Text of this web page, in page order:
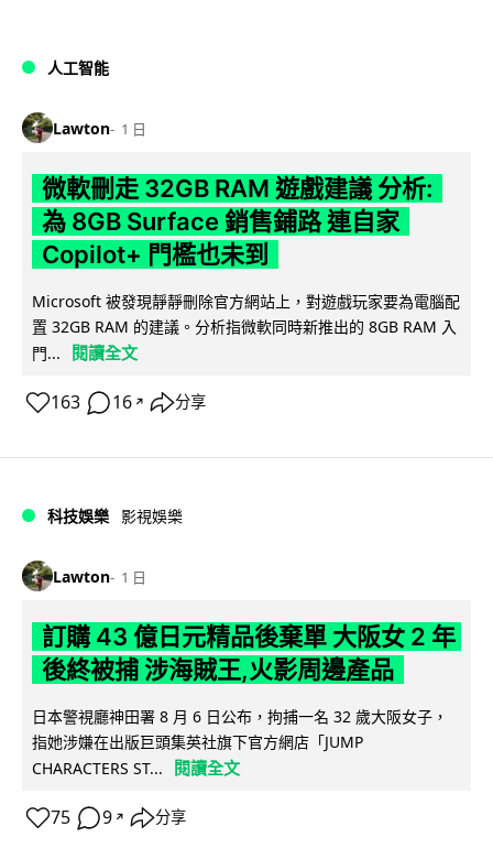
人工智能
Lawton 1 日
微軟刪走 32GB RAM 遊戲建議 分析:
為 8GB Surface 銷售鋪路 連自家
Copilot+ 門檻也未到
Microsoft 被發現靜靜刪除官方網站上，對遊戲玩家要為電腦配
置 32GB RAM 的建議。分析指微軟同時新推出的 8GB RAM 入
門...
閱讀全文
163 16 ↗ 分享
科技娛樂 影視娛樂
Lawton 1 日
訂購 43 億日元精品後棄單 大阪女 2 年
後終被捕 涉海賊王,火影周邊產品
日本警視廳神田署 8 月 6 日公布，拘捕一名 32 歲大阪女子，
指她涉嫌在出版巨頭集英社旗下官方網店「JUMP
CHARACTERS ST...
閱讀全文
75 9 ↗ 分享